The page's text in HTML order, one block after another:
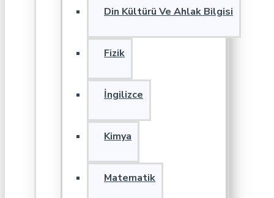
Din Kültürü Ve Ahlak Bilgisi
Fizik
İngilizce
Kimya
Matematik